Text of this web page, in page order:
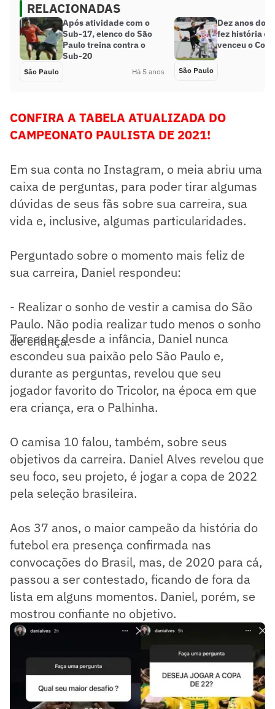
RELACIONADAS
Após atividade com o
Sub-17, elenco do São
Paulo treina contra o
Sub-20
São Paulo Há 5 anos
Dez anos do
fez história e
venceu o
São Paulo
CONFIRA A TABELA ATUALIZADA DO
CAMPEONATO PAULISTA DE 2021!
Em sua conta no Instagram, o meia abriu uma
caixa de perguntas, para poder tirar algumas
dúvidas de seus fãs sobre sua carreira, sua
vida e, inclusive, algumas particularidades.
Perguntado sobre o momento mais feliz de
sua carreira, Daniel respondeu:
- Realizar o sonho de vestir a camisa do São
Paulo. Não podia realizar tudo menos o sonho
de criança.
Torcedor desde a infância, Daniel nunca
escondeu sua paixão pelo São Paulo e,
durante as perguntas, revelou que seu
jogador favorito do Tricolor, na época em que
era criança, era o Palhinha.
O camisa 10 falou, também, sobre seus
objetivos da carreira. Daniel Alves revelou que
seu foco, seu projeto, é jogar a copa de 2022
pela seleção brasileira.
Aos 37 anos, o maior campeão da história do
futebol era presença confirmada nas
convocações do Brasil, mas, de 2020 para cá,
passou a ser contestado, ficando de fora da
lista em alguns momentos. Daniel, porém, se
mostrou confiante no objetivo.